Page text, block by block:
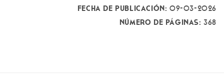
Fecha de publicación: 09-03-2026
Número de páginas: 368